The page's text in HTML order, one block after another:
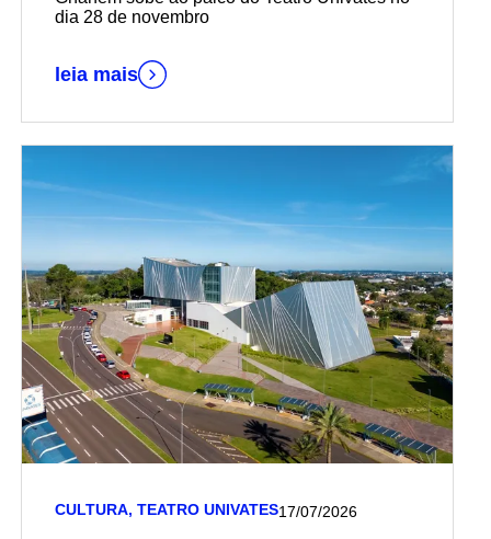
apresentar novo show solo
dia 28 de novembro
leia mais
CULTURA, TEATRO UNIVATES17/07/2026